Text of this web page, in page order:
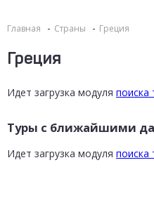
Главная Страны Греция
Греция
Идет загрузка модуля поиска
Туры с ближайшими
Идет загрузка модуля поиска